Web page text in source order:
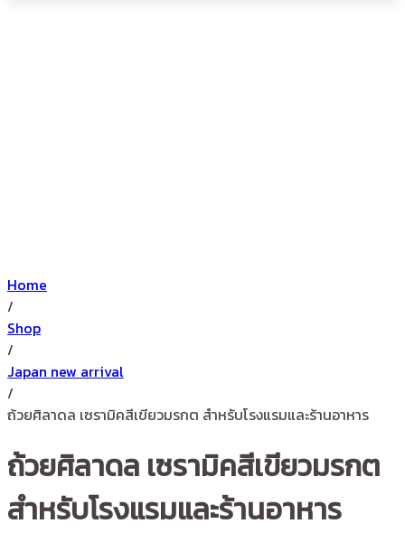
Home
/
Shop
/
Japan new arrival
/
ถ้วยศิลาดล เซรามิคสีเขียวมรกต สำหรับโรงแรมและร้านอาหาร
ถ้วยศิลาดล เซรามิคสีเขียวมรกต
สำหรับโรงแรมและร้านอาหาร